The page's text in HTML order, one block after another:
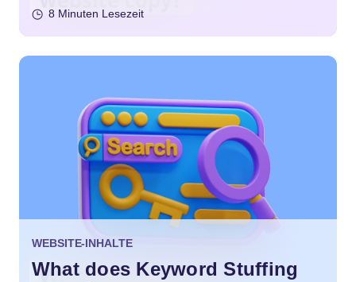
8 Minuten Lesezeit
WEBSITE-INHALTE
What does Keyword Stuffing